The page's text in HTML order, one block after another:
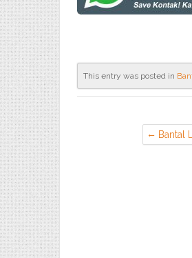
This entry was posted in
Bantal